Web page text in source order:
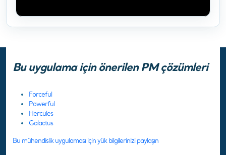
Bu uygulama için önerilen PM çözümleri
Forceful
Powerful
Hercules
Galactus
Bu mühendislik uygulaması için yük bilgilerinizi paylaşın